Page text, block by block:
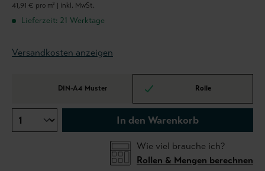
41,91 € pro m² | inkl. MwSt.
Lieferzeit: 21 Werktage
Versandkosten anzeigen
DIN-A4 Muster Rolle
In den Warenkorb
Wie viel brauche ich?
Rollen & Mengen berechnen